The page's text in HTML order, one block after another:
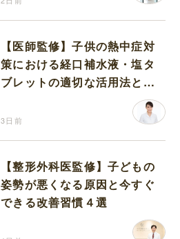
【医師監修】子供の熱中症対
策における経口補水液・塩タ
ブレットの適切な活用法と水
3日前
【整形外科医監修】子どもの
姿勢が悪くなる原因と今すぐ
できる改善習慣４選